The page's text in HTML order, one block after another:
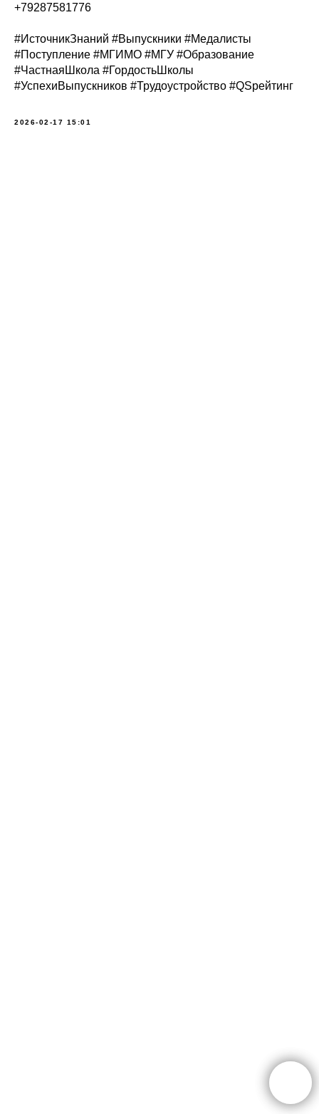
+79287581776
#ИсточникЗнаний #Выпускники #Медалисты
#Поступление #МГИМО #МГУ #Образование
#ЧастнаяШкола #ГордостьШколы
#УспехиВыпускников #Трудоустройство #QSрейтинг
2026-02-17 15:01